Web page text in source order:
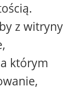
z witryny
którym